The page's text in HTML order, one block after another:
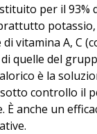
per il 93%
vitamina A, C
quelle del
è la
controllo il
È anche un